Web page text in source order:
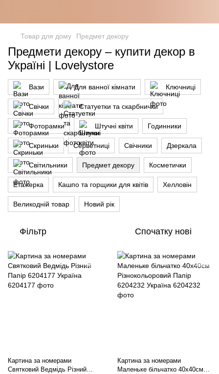
Товар для дому Предмет декору
Предмети декору – купити декор в
Україні | Lovelystore
Вази Для ванної кімнати Ключниці
Свічки Статуетки та скарбнички
Фоторамки Штучні квіти Годинники
Скриньки Серветниці Свічники Дзеркала
Світильники Предмет декору Косметички
Етажерка Кашпо та горщики для квітів Хелловін
Великодній товар Новий рік
Фільтр Спочатку нові
Картина за номерами
Святковий Ведмідь Різний
Картина за номерами
Маленьке більчатко 40х40см